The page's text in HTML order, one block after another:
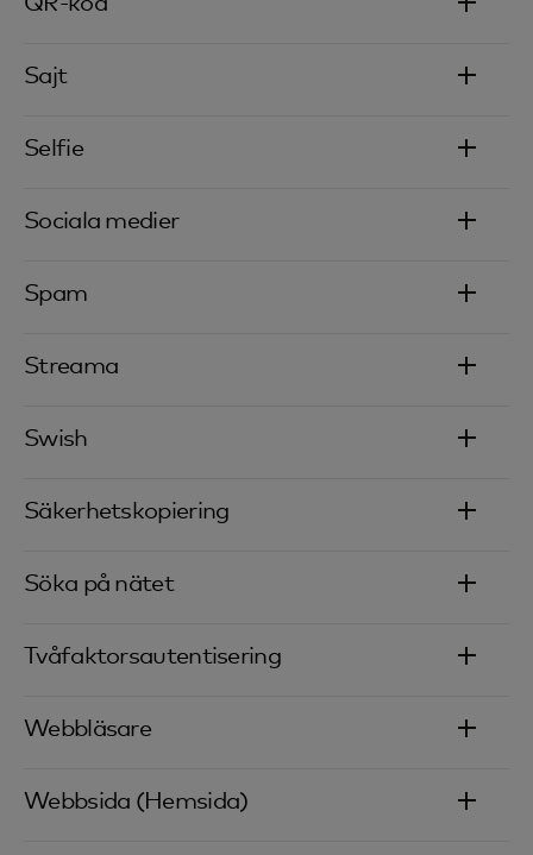
Sajt
Selfie
Sociala medier
Spam
Streama‎
Swish
Säkerhetskopiering
Söka på nätet‎
Tvåfaktorsautentisering
Webbläsare
Webbsida (Hemsida)‎